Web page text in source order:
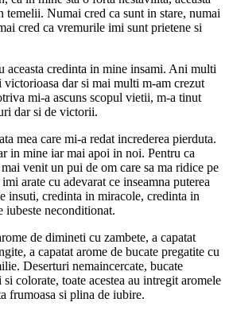
temelii. Numai cred ca sunt in stare, numai
cred ca vremurile imi sunt prietene si
aceasta credinta in mine insami. Ani multi
victorioasa dar si mai multi m-am crezut
mi-a ascuns scopul vietii, m-a tinut
dar si de victorii.
mea care mi-a redat increderea pierduta.
in mine iar mai apoi in noi. Pentru ca
venit un pui de om care sa ma ridice pe
arate cu adevarat ce inseamna puterea
insuti, credinta in miracole, credinta in
iubeste neconditionat.
de dimineti cu zambete, a capatat
a capatat arome de bucate pregatite cu
Deserturi nemaincercate, bucate
colorate, toate acestea au intregit aromele
frumoasa si plina de iubire.